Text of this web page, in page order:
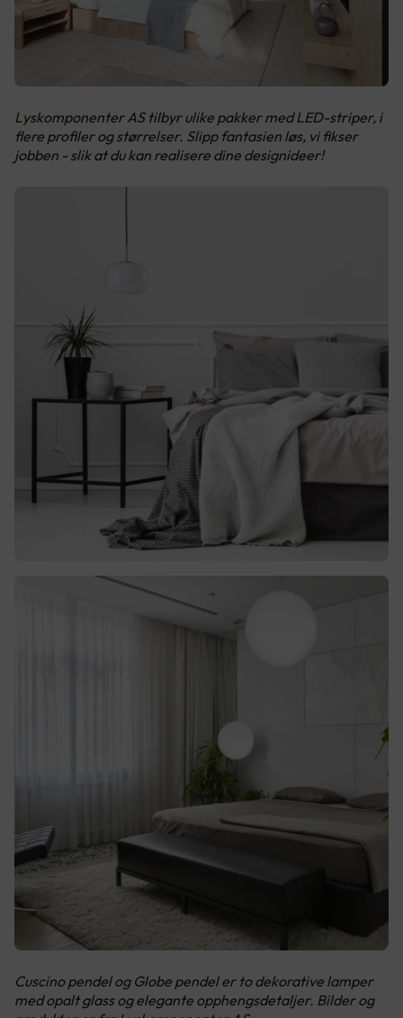
Lyskomponenter AS tilbyr ulike pakker med LED-striper, i
flere profiler og størrelser. Slipp fantasien løs, vi fikser
jobben - slik at du kan realisere dine designideer!
Cuscino pendel og Globe pendel er to dekorative lamper
med opalt glass og elegante opphengsdetaljer. Bilder og